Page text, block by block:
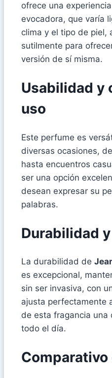
ofrece una
evocadora, que varía
clima y el tipo de piel,
sutilmente para
versión de sí misma.
Usabilidad y
uso
Este perfume es
diversas ocasiones,
hasta encuentros
ser una opción
desean expresar su
palabras.
Durabilidad
La durabilidad de
es excepcional,
sin ser invasiva, con
ajusta perfectamente
de esta fragancia una
todo el día.